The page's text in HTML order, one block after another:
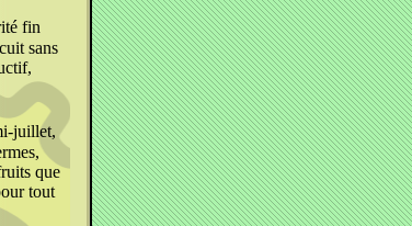
fin
sans
juillet,
que
tout